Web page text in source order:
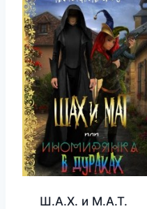
Ш.А.Х. и М.А.Т.